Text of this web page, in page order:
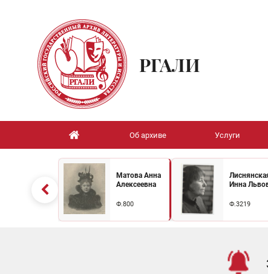
РГАЛИ
Об архиве Услуги
Матова Анна
Алексеевна
Ф.800
Инна
Ф.3219